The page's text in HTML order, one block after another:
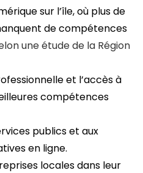
sur l’île, où plus de
de compétences
une étude de la Région
et l’accès à
compétences
publics et aux
en ligne.
locales dans leur